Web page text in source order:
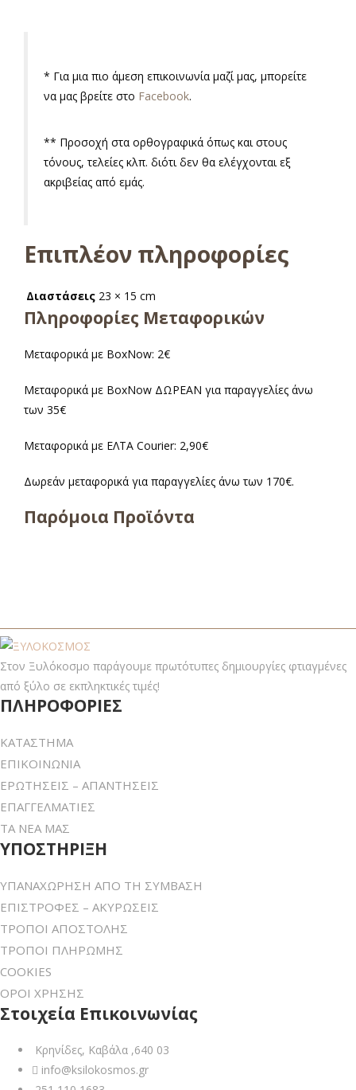
* Για μια πιο άμεση επικοινωνία μαζί μας, μπορείτε
να μας βρείτε στο Facebook.
** Προσοχή στα ορθογραφικά όπως και στους
τόνους, τελείες κλπ. διότι δεν θα ελέγχονται εξ
ακριβείας από εμάς.
Επιπλέον πληροφορίες
Διαστάσεις 23 × 15 cm
Πληροφορίες Μεταφορικών
Μεταφορικά με BoxNow: 2€
Μεταφορικά με BoxNow ΔΩΡΕΑΝ για παραγγελίες άνω
των 35€
Μεταφορικά με ΕΛΤΑ Courier: 2,90€
Δωρεάν μεταφορικά για παραγγελίες άνω των 170€.
Παρόμοια Προϊόντα
Στον Ξυλόκοσμο παράγουμε πρωτότυπες δημιουργίες φτιαγμένες
από ξύλο σε εκπληκτικές τιμές!
ΠΛΗΡΟΦΟΡΙΕΣ
ΚΑΤΑΣΤΗΜΑ
ΕΠΙΚΟΙΝΩΝΙΑ
ΕΡΩΤΗΣΕΙΣ – ΑΠΑΝΤΗΣΕΙΣ
ΕΠΑΓΓΕΛΜΑΤΙΕΣ
ΤΑ ΝΕΑ ΜΑΣ
ΥΠΟΣΤΗΡΙΞΗ
ΥΠΑΝΑΧΩΡΗΣΗ ΑΠΟ ΤΗ ΣΥΜΒΑΣΗ
ΕΠΙΣΤΡΟΦΕΣ – ΑΚΥΡΩΣΕΙΣ
ΤΡΟΠΟΙ ΑΠΟΣΤΟΛΗΣ
ΤΡΟΠΟΙ ΠΛΗΡΩΜΗΣ
COOKIES
ΟΡΟΙ ΧΡΗΣΗΣ
Στοιχεία Επικοινωνίας
Κρηνίδες, Καβάλα ,640 03
info@ksilokosmos.gr